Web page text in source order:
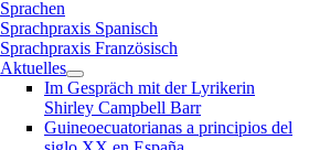
Sprachen
Sprachpraxis Spanisch
Sprachpraxis Französisch
Aktuelles
Im Gespräch mit der Lyrikerin
Shirley Campbell Barr
Guineoecuatorianas a principios del